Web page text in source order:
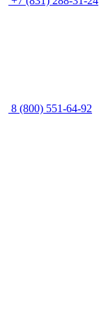
8 (800) 551-64-92